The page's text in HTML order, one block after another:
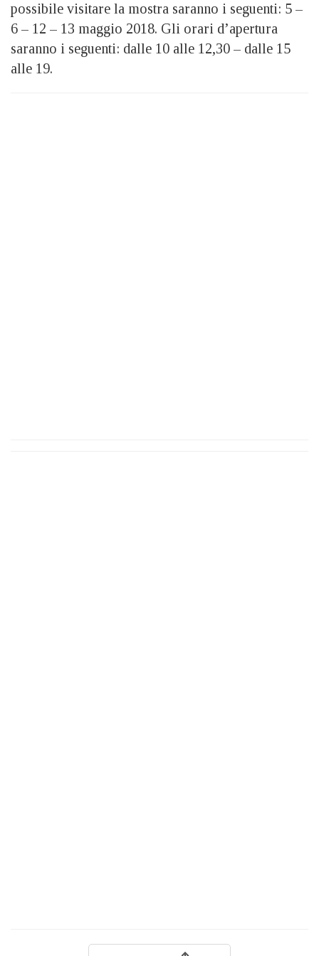
possibile visitare la mostra saranno i seguenti: 5 –
6 – 12 – 13 maggio 2018. Gli orari d’apertura
saranno i seguenti: dalle 10 alle 12,30 – dalle 15
alle 19.